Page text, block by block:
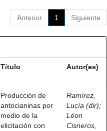
Anterior 1 Siguiente
Título Autor(es)
Producción de
antocianinas por
medio de la
elicitación con
Ramírez,
Lucía (dir);
Léon
Cisneros,